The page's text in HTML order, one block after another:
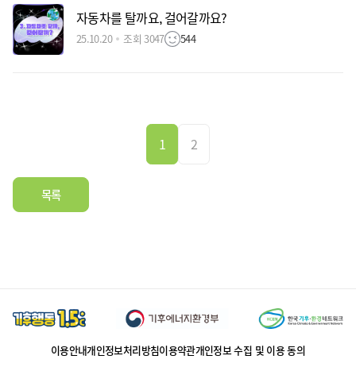
자동차를 탈까요, 걸어갈까요?
25.10.20 조회 3047 544
1 2
목록
이용안내개인정보처리방침이용약관개인정보 수집 및 이용 동의